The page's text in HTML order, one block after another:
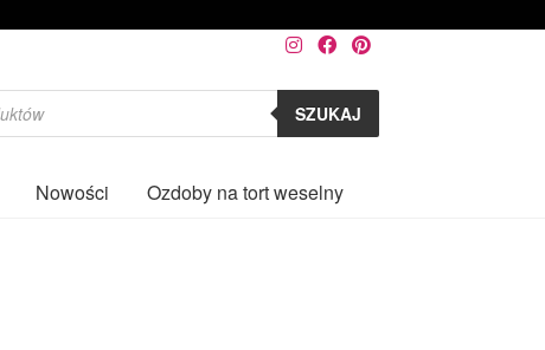
SZUKAJ
Nowości Ozdoby na tort weselny